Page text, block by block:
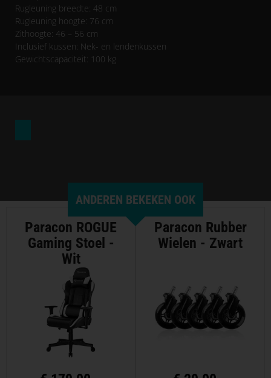
Rugleuning breedte: 48 cm
Rugleuning hoogte: 76 cm
Zithoogte: 46 – 56 cm
Inclusief kussen: Nek- en lendenkussen
Gewichtscapaciteit: 100 kg
ANDEREN BEKEKEN OOK
Paracon ROGUE
Gaming Stoel -
Wit
Paracon Rubber
Wielen - Zwart